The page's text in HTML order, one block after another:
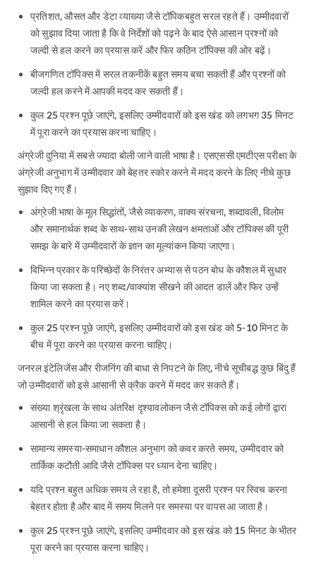
प्रतिशत, औसत और डेटा व्याख्या जैसे टॉपिकबहुत सरल रहते हैं। उम्मीदवारों
को सुझाव दिया जाता है कि वे निर्देशों को पढ़ने के बाद ऐसे आसान प्रश्नों को
जल्दी से हल करने का प्रयास करें और फिर कठिन टॉपिक्स की ओर बढ़ें।
बीजगणित टॉपिक्स में सरल तकनीकें बहुत समय बचा सकती हैं और प्रश्नों को
जल्दी हल करने में आपकी मदद कर सकती हैं।
कुल 25 प्रश्न पूछे जाएंगे, इसलिए उम्मीदवारों को इस खंड को लगभग 35 मिनट
में पूरा करने का प्रयास करना चाहिए।
अंग्रेजी दुनिया में सबसे ज्यादा बोली जाने वाली भाषा है। एसएससी एमटीएस परीक्षा के
अंग्रेजी अनुभाग में उम्मीदवार को बेहतर स्कोर करने में मदद करने के लिए नीचे कुछ
सुझाव दिए गए हैं।
अंग्रेजी भाषा के मूल सिद्धांतों, जैसे व्याकरण, वाक्य संरचना, शब्दावली, विलोम
और समानार्थक शब्द के साथ-साथ उनकी लेखन क्षमताओं और टॉपिक्स की पूरी
समझ के बारे में उम्मीदवारों के ज्ञान का मूल्यांकन किया जाएगा।
विभिन्न प्रकार के परिच्छेदों के निरंतर अभ्यास से पठन बोध के कौशल में सुधार
किया जा सकता है। नए शब्द/वाक्यांश सीखने की आदत डालें और फिर उन्हें
शामिल करने का प्रयास करें।
कुल 25 प्रश्न पूछे जाएंगे, इसलिए उम्मीदवारों को इस खंड को 5-10 मिनट के
बीच में पूरा करने का प्रयास करना चाहिए।
जनरल इंटेलिजेंस और रीजनिंग की बाधा से निपटने के लिए, नीचे सूचीबद्ध कुछ बिंदु हैं
जो उम्मीदवारों को इसे आसानी से क्रैक करने में मदद कर सकते हैं।
संख्या श्रृंखला के साथ अंतरिक्ष दृश्यावलोकन जैसे टॉपिक्स को कई लोगों द्वारा
आसानी से हल किया जा सकता है।
सामान्य समस्या-समाधान कौशल अनुभाग को कवर करते समय, उम्मीदवार को
तार्किक कटौती आदि जैसे टॉपिक्स पर ध्यान देना चाहिए।
यदि प्रश्न बहुत अधिक समय ले रहा है, तो हमेशा दूसरी प्रश्न पर स्विच करना
बेहतर होता है और बाद में समय मिलने पर समस्या पर वापस आ जाता है।
कुल 25 प्रश्न पूछे जाएंगे, इसलिए उम्मीदवार को इस खंड को 15 मिनट के भीतर
पूरा करने का प्रयास करना चाहिए।